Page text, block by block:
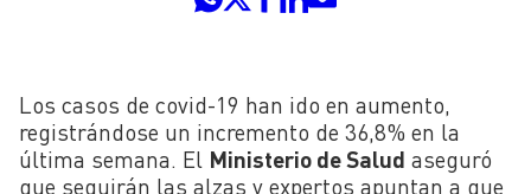
Los casos de covid-19 han ido en aumento,
registrándose un incremento de 36,8% en la
última semana. El Ministerio de Salud aseguró
que seguirán las alzas y expertos apuntan a que